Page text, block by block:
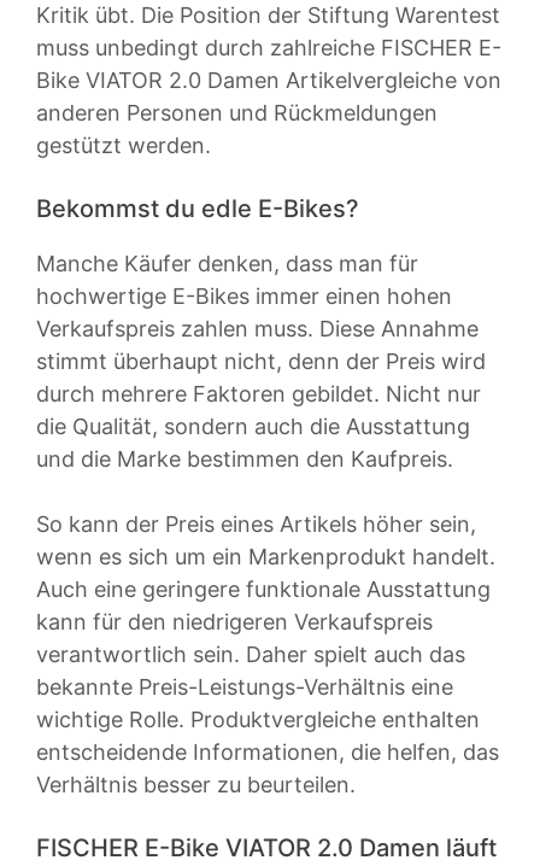
Kritik übt. Die Position der Stiftung Warentest
muss unbedingt durch zahlreiche FISCHER E-
Bike VIATOR 2.0 Damen Artikelvergleiche von
anderen Personen und Rückmeldungen
gestützt werden.
Bekommst du edle E-Bikes?
Manche Käufer denken, dass man für
hochwertige E-Bikes immer einen hohen
Verkaufspreis zahlen muss. Diese Annahme
stimmt überhaupt nicht, denn der Preis wird
durch mehrere Faktoren gebildet. Nicht nur
die Qualität, sondern auch die Ausstattung
und die Marke bestimmen den Kaufpreis.
So kann der Preis eines Artikels höher sein,
wenn es sich um ein Markenprodukt handelt.
Auch eine geringere funktionale Ausstattung
kann für den niedrigeren Verkaufspreis
verantwortlich sein. Daher spielt auch das
bekannte Preis-Leistungs-Verhältnis eine
wichtige Rolle. Produktvergleiche enthalten
entscheidende Informationen, die helfen, das
Verhältnis besser zu beurteilen.
FISCHER E-Bike VIATOR 2.0 Damen läuft